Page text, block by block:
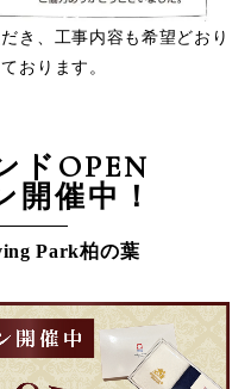
き、工事内容も希望どおり
おります。
ドOPEN
開催中！
Park柏の葉